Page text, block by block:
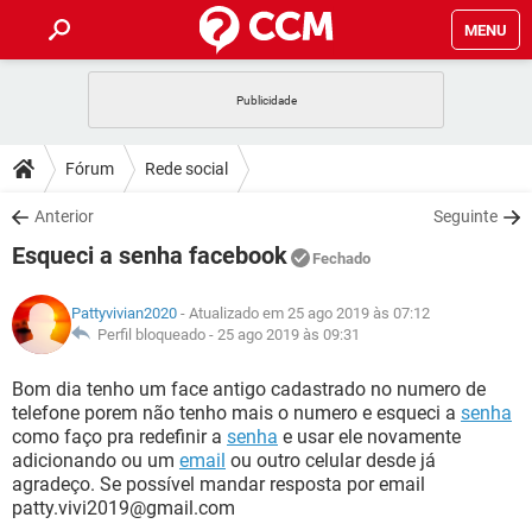
MENU
CELULAR
OUTLOOK
INSTAGRAM GMAIL
GUIA DE COMPRAS
DICAS
JOGOS
INSTAGRAM GMAIL
GUIA DE COMPRAS
DOWNLOADS
JOGOS WHATSAPP
CELULAR
OUTLOOK EXCEL
INSTAGRAM GMAIL
GUIA DE COMPRAS
FÓRUM
JOGOS WHATSAPP
CELULAR
OUTLOOK EXCEL
INSTAGRAM GMAIL
GUIA DE COMPRAS
GLOSSÁRIO
JOGOS WHATSAPP
CELULAR FACEBOOK
OUTLOOK EXCEL
INSTAGRAM GMAIL
Fórum Rede social
Anterior Seguinte
Esqueci a senha facebook Fechado
Pattyvivian2020 - Atualizado em 25 ago 2019 às 07:12
Perfil bloqueado - 25 ago 2019 às 09:31
Bom dia tenho um face antigo cadastrado no numero de
telefone porem não tenho mais o numero e esqueci a senha
como faço pra redefinir a senha e usar ele novamente
adicionando ou um email ou outro celular desde já
agradeço. Se possível mandar resposta por email
patty.vivi2019@gmail.com